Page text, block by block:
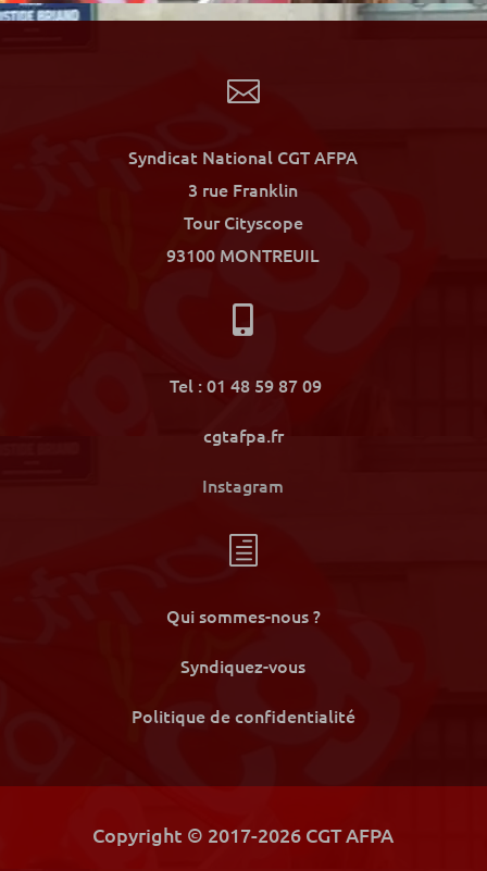

Syndicat National CGT AFPA
3 rue Franklin
Tour Cityscope
93100 MONTREUIL

Tel : 01 48 59 87 09
cgtafpa.fr
Instagram
h
Qui sommes-nous ?
Syndiquez-vous
Politique de confidentialité
Copyright © 2017-2026 CGT AFPA